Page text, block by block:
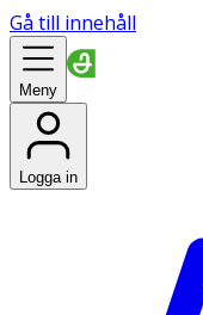
Gå till innehåll
Meny
Logga in